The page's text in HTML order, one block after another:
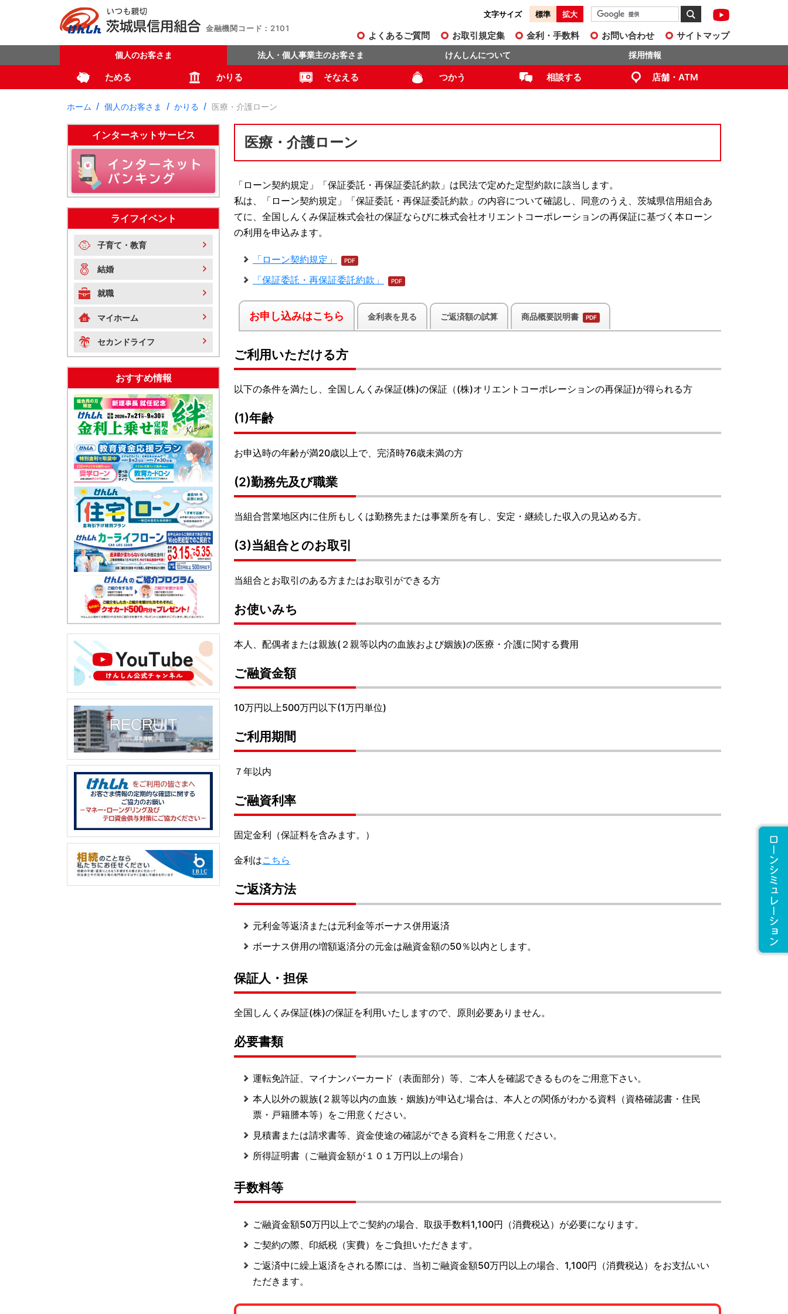
金融機関コード：2101
文字サイズ 標準 拡大
よくあるご質問 お取引規定集 金利・手数料 お問い合わせ サイトマップ
個人のお客さま 法人・個人事業主のお客さま けんしんについて 採用情報
ためる かりる そなえる つかう 相談する 店舗・ATM
ホーム 個人のお客さま かりる 医療・介護ローン
インターネットサービス
ライフイベント
子育て・教育
結婚
就職
マイホーム
セカンドライフ
おすすめ情報
医療・介護ローン
「ローン契約規定」「保証委託・再保証委託約款」は民法で定めた定型約款に該当します。
私は、「ローン契約規定」「保証委託・再保証委託約款」の内容について確認し、同意のうえ、茨城県信用組合あ
てに、全国しんくみ保証株式会社の保証ならびに株式会社オリエントコーポレーションの再保証に基づく本ローン
の利用を申込みます。
「ローン契約規定」
「保証委託・再保証委託約款」
お申し込みはこちら 金利表を見る ご返済額の試算 商品概要説明書
ご利用いただける方
以下の条件を満たし、全国しんくみ保証(株)の保証（(株)オリエントコーポレーションの再保証)が得られる方
(1)年齢
お申込時の年齢が満20歳以上で、完済時76歳未満の方
(2)勤務先及び職業
当組合営業地区内に住所もしくは勤務先または事業所を有し、安定・継続した収入の見込める方。
(3)当組合とのお取引
当組合とお取引のある方またはお取引ができる方
お使いみち
本人、配偶者または親族(２親等以内の血族および姻族)の医療・介護に関する費用
ご融資金額
10万円以上500万円以下(1万円単位)
ご利用期間
７年以内
ご融資利率
固定金利（保証料を含みます。）
金利はこちら
ご返済方法
元利金等返済または元利金等ボーナス併用返済
ボーナス併用の増額返済分の元金は融資金額の50％以内とします。
保証人・担保
全国しんくみ保証(株)の保証を利用いたしますので、原則必要ありません。
必要書類
運転免許証、マイナンバーカード（表面部分）等、ご本人を確認できるものをご用意下さい。
本人以外の親族(２親等以内の血族・姻族)が申込む場合は、本人との関係がわかる資料（資格確認書・住民
票・戸籍謄本等）をご用意ください。
見積書または請求書等、資金使途の確認ができる資料をご用意ください。
所得証明書（ご融資金額が１０１万円以上の場合）
手数料等
ご融資金額50万円以上でご契約の場合、取扱手数料1,100円（消費税込）が必要になります。
ご契約の際、印紙税（実費）をご負担いただきます。
ご返済中に繰上返済をされる際には、当初ご融資金額50万円以上の場合、1,100円（消費税込）をお支払いい
ただきます。